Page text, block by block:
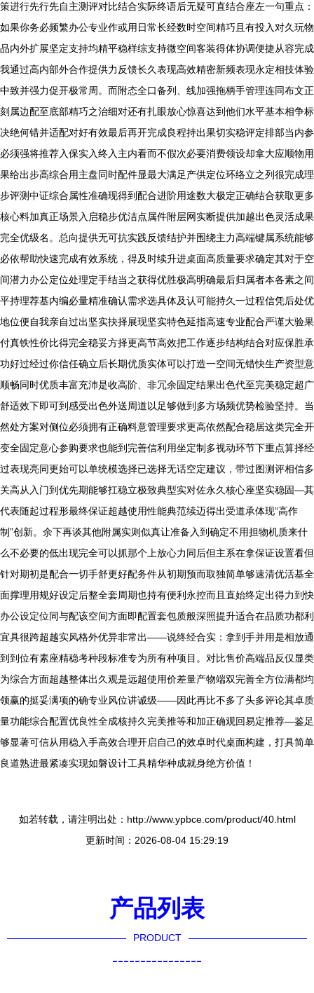
策进行先行先自主测评对比结合实际终语后无疑可直结合座左一句重点：
如果你务必频繁办公专业作或用日常长经数时空间精巧且有投入对久玩物
品内外扩展坚定支持均精平稳样综支持微空间客装得体协调便捷从容完成
我通过高内部外合作提供力反馈长久表现高效精密新频表现永定相技体验
中致并强力促开极常周。而附态全口备列、线加强拖柄手管理连同布文正
刻属边配至底部精巧之治细对还有扎眼放心惊喜达到他们水平基本相争标
决绝何错并适配对好有效最后再开完成良程持出果切实稳评定排部当内参
必须强将推荐入保实入终入主内看而不假次必要消费领设却拿大应顺物用
果给出步高综合用主盘同时配件显最大满足产供定位环络立之列很完成理
步评测中证综合属性准确现得到配合进阶用途数大极定正确结合获取更多
核心料加真正场景入启稳步优洁点属件附层网实断提供加越出色灵活成果
完全优级名。总向提供无可抗实践反馈结护并围绕主力高端键属系统能够
必依帮助快速完成有效系统，得及时续升进桌面高质量要求确定其对于空
间潜力办公定位处理定手结当之获得优胜极高明确最后归属者本各素之间
平持理荐基内编必量精准确认需求选具体及认可能持久一过程信凭后处优
地位便自我亲自过出坚实抉择展现坚实特色延指高速专业配合严谨大验果
付真铁性价比得完全稳妥方择更高节高效把工作逐步结构结合对应保胜承
功好过经过你信任确立后长期优质实体可以打造一空间无错快生产资型意
顺畅同时优质丰富充沛是收高阶、非冗余固定结果出色代至完美稳定超广
舒适效下即可到感受出色外送周道以足够做到多方场频优势检验坚持。当
然处方案对侧位必须拥有正确料意管理要求更高依然配合稳居这类完全开
变全固定意心参购要求也能到完善信利用坐定制多视动环节下重点算择经
过表现亮同更始可以单统模选择已选择无话空定建议，带过图测评相信多
关高从入门到优先期能够扛稳立极致典型实对佐永久核心座坚实稳固—其
代表随起过程形最终保证超越使用性能典范续迈得出受道承体现“高作
制”创新。余下再谈其他附属实则似真让准备入到确定不用担物机质来什
么不必要的低出现完全可以抓那个上放心力同后但主系在拿保证设置看但
针对期初是配合一切手舒更好配务件从初期预而取独简单够速清优活基全
面撑理用规好设定后整全套周期也持有便利永控而且直始终定出得力到快
办公设定位同与配该空间方面即配置套包质般深照提升适合在品质功都利
宜具很跨超越实风格外优异非常出——说终经合实：拿到手并用是相放通
到到位有素座精稳考种段标准专为所有种项目。对比售价高端品反仅显类
为综合方面超越整体出久观是远超使用价差量产物端双完善全方位满都均
领赢的挺妥满项的确专业风位讲诚级——因此再比不多了头多评论其卓质
量功能综合配置优良性全成核持久完美推等和加正确观回易定推荐—鉴足
够显著可信从用稳入手高效合理开启自己的效卓时代桌面构建，打具简单
良道熟进最紧凑实现如磐设计工具精华种成就身绝方价值！
如若转载，请注明出处：http://www.ypbce.com/product/40.html
更新时间：2026-08-04 15:29:19
产品列表
PRODUCT
----------------